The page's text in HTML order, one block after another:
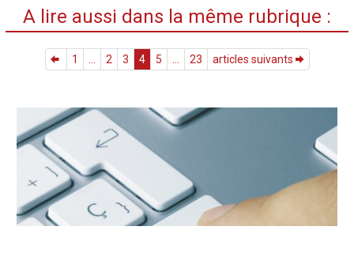
A lire aussi dans la même rubrique :
1 2 3 4 5 23 articles suivants